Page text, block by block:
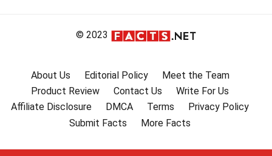
© 2023
About Us Editorial Policy
Meet the Team
Product Review
Contact Us
Write For Us
Affiliate Disclosure
DMCA Terms
Privacy Policy
Submit Facts
More Facts